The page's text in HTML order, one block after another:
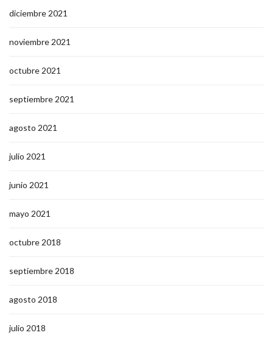
diciembre 2021
noviembre 2021
octubre 2021
septiembre 2021
agosto 2021
julio 2021
junio 2021
mayo 2021
octubre 2018
septiembre 2018
agosto 2018
julio 2018